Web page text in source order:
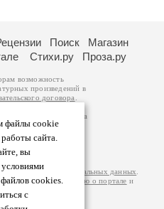
файлы cookie
сайта.
вы
условиями
cookies.
с
Поиск
Магазин
Стихи.ру Проза.ру
возможность
произведений в
договора
принадлежат авторам
произведений возможна
вы можете
Ответственность за
на
обработки персональных данных
подробнуюинформацию о портале и